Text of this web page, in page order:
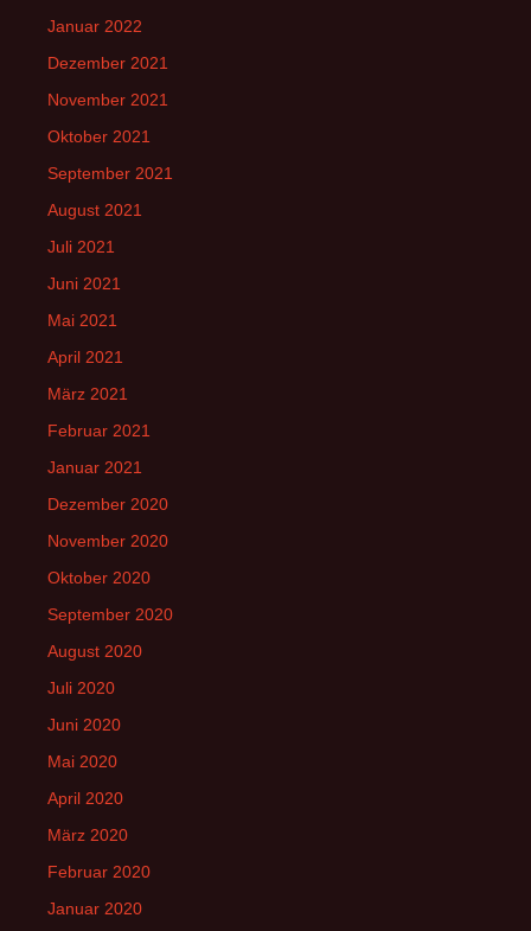
Januar 2022
Dezember 2021
November 2021
Oktober 2021
September 2021
August 2021
Juli 2021
Juni 2021
Mai 2021
April 2021
März 2021
Februar 2021
Januar 2021
Dezember 2020
November 2020
Oktober 2020
September 2020
August 2020
Juli 2020
Juni 2020
Mai 2020
April 2020
März 2020
Februar 2020
Januar 2020